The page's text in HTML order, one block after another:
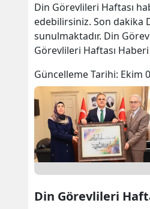
Din Görevlileri Haftası
edebilirsiniz. Son dakika
sunulmaktadır. Din
Görevlileri Haftası Haberi
Güncelleme Tarihi: Ekim
Din Görevlileri